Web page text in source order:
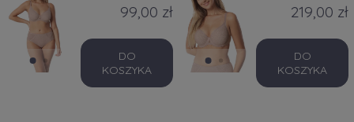
99,00 zł
DO
KOSZYKA
219,00 zł
DO
KOSZYKA